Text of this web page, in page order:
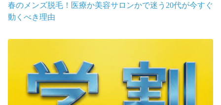
春のメンズ脱毛！医療か美容サロンかで迷う20代が今すぐ
動くべき理由